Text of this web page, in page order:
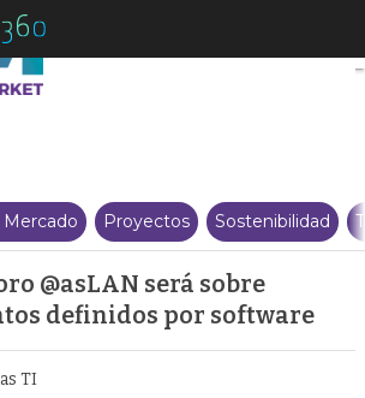
El próximo Foro @asLAN será
Proyectos Sostenibilidad
@asLAN será sobre
definidos por software
TI